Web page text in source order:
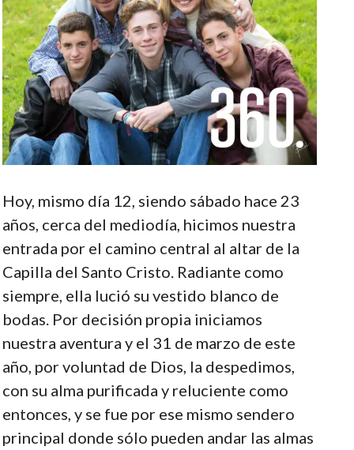
Hoy, mismo día 12, siendo sábado hace 23
años, cerca del mediodía, hicimos nuestra
entrada por el camino central al altar de la
Capilla del Santo Cristo. Radiante como
siempre, ella lució su vestido blanco de
bodas. Por decisión propia iniciamos
nuestra aventura y el 31 de marzo de este
año, por voluntad de Dios, la despedimos,
con su alma purificada y reluciente como
entonces, y se fue por ese mismo sendero
principal donde sólo pueden andar las almas